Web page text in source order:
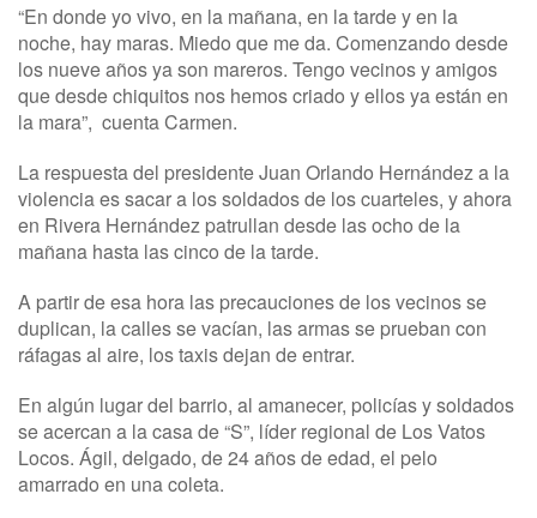
“En donde yo vivo, en la mañana, en la tarde y en la
noche, hay maras. Miedo que me da. Comenzando desde
los nueve años ya son mareros. Tengo vecinos y amigos
que desde chiquitos nos hemos criado y ellos ya están en
la mara”, cuenta Carmen.
La respuesta del presidente Juan Orlando Hernández a la
violencia es sacar a los soldados de los cuarteles, y ahora
en Rivera Hernández patrullan desde las ocho de la
mañana hasta las cinco de la tarde.
A partir de esa hora las precauciones de los vecinos se
duplican, la calles se vacían, las armas se prueban con
ráfagas al aire, los taxis dejan de entrar.
En algún lugar del barrio, al amanecer, policías y soldados
se acercan a la casa de “S”, líder regional de Los Vatos
Locos. Ágil, delgado, de 24 años de edad, el pelo
amarrado en una coleta.